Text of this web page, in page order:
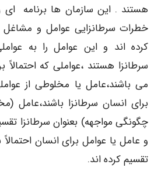
هستند . این سازمان ها برنامه ای
کرده اند و این عوامل را به
سرطانزا هستند ،‌عواملی که احتمالاً
می باشند،‌عامل یا مخلوطی از
برای انسان سرطانزا باشند،‌عامل
چگونگی مواجهه) بعنوان سرطانزا
و عامل یا عوامل برای انسان
تقسیم کرده اند.